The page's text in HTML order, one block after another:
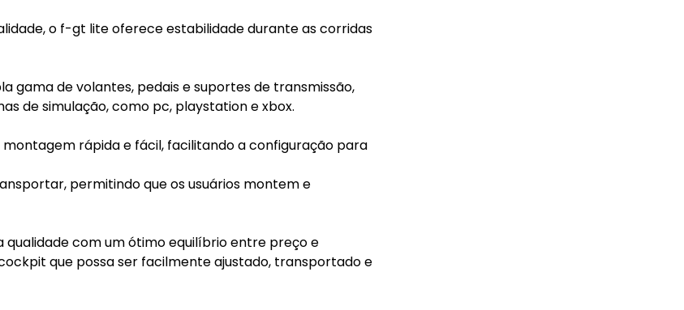
o f-gt lite oferece estabilidade durante as corridas
de volantes, pedais e suportes de transmissão,
de simulação, como pc, playstation e xbox.
rápida e fácil, facilitando a configuração para
permitindo que os usuários montem e
com um ótimo equilíbrio entre preço e
que possa ser facilmente ajustado, transportado e